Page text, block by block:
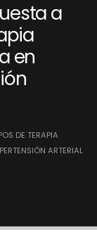
a
en
DE TERAPIA
ARTERIAL